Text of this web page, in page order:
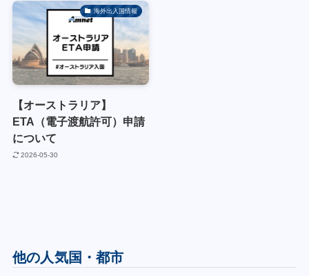
海外出入国情報
【オーストラリア】
ETA（電子渡航許可）申請
について
2026-05-30
他の人気国・都市